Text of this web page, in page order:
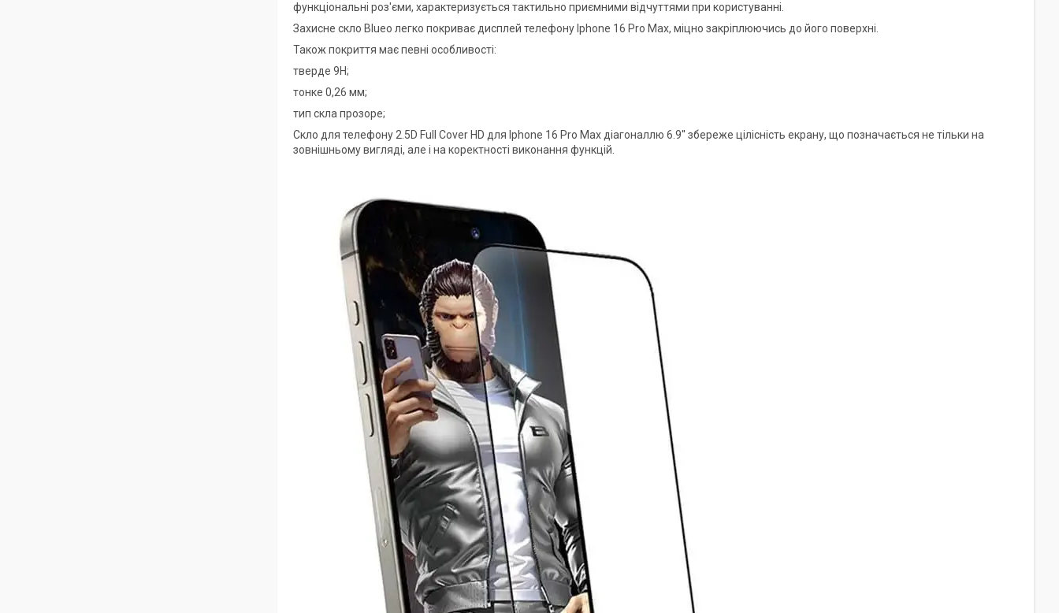
функціональні роз'єми, характеризується тактильно приємними відчуттями при користуванні.
Захисне скло Blueo легко покриває дисплей телефону Iphone 16 Pro Max, міцно закріплюючись до його поверхні.
Також покриття має певні особливості:
тверде 9Н;
тонке 0,26 мм;
тип скла прозоре;
Скло для телефону 2.5D Full Cover HD для Iphone 16 Pro Max діагоналлю 6.9'' збереже цілісність екрану, що позначається не тільки на
зовнішньому вигляді, але і на коректності виконання функцій.